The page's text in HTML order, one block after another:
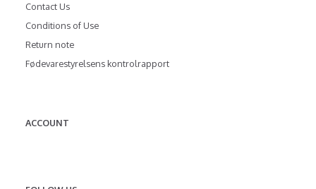
Contact Us
Conditions of Use
Return note
Fødevarestyrelsens kontrolrapport
ACCOUNT